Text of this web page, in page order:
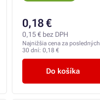
0,18 €
0,15 € bez DPH
Najnižšia cena za posledných
30 dní: 0,18 €
Do košíka